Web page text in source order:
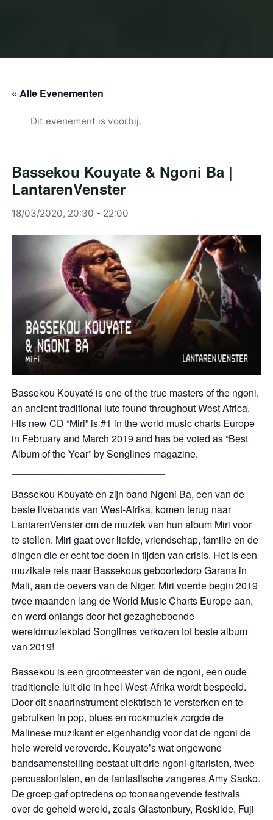
« Alle Evenementen
Dit evenement is voorbij.
Bassekou Kouyate & Ngoni Ba |
LantarenVenster
18/03/2020, 20:30 - 22:00
Bassekou Kouyaté is one of the true masters of the ngoni,
an ancient traditional lute found throughout West Africa.
His new CD “Miri” is #1 in the world music charts Europe
in February and March 2019 and has be voted as “Best
Album of the Year” by Songlines magazine.
Bassekou Kouyaté en zijn band Ngoni Ba, een van de
beste livebands van West-Afrika, komen terug naar
LantarenVenster om de muziek van hun album Miri voor
te stellen. Miri gaat over liefde, vriendschap, familie en de
dingen die er echt toe doen in tijden van crisis. Het is een
muzikale reis naar Bassekous geboortedorp Garana in
Mali, aan de oevers van de Niger. Miri voerde begin 2019
twee maanden lang de World Music Charts Europe aan,
en werd onlangs door het gezaghebbende
wereldmuziekblad Songlines verkozen tot beste album
van 2019!
Bassekou is een grootmeester van de ngoni, een oude
traditionele luit die in heel West-Afrika wordt bespeeld.
Door dit snaarinstrument elektrisch te versterken en te
gebruiken in pop, blues en rockmuziek zorgde de
Malinese muzikant er eigenhandig voor dat de ngoni de
hele wereld veroverde. Kouyate’s wat ongewone
bandsamenstelling bestaat uit drie ngoni-gitaristen, twee
percussionisten, en de fantastische zangeres Amy Sacko.
De groep gaf optredens op toonaangevende festivals
over de geheld wereld, zoals Glastonbury, Roskilde, Fuji